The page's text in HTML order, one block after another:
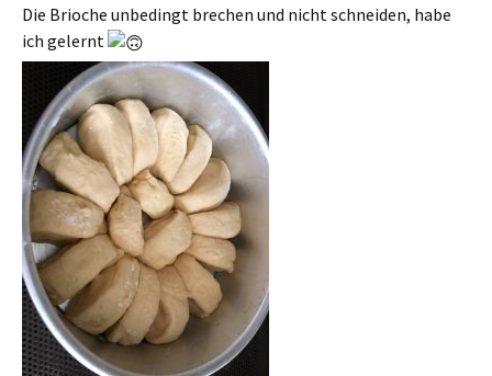
Die Brioche unbedingt brechen und nicht schneiden, habe
ich gelernt